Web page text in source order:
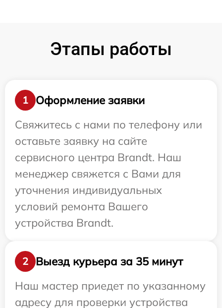
Этапы работы
1
Оформление заявки
Свяжитесь с нами по телефону или
оставьте заявку на сайте
сервисного центра Brandt. Наш
менеджер свяжется с Вами для
уточнения индивидуальных
условий ремонта Вашего
устройства Brandt.
2
Выезд курьера за 35 минут
Наш мастер приедет по указанному
адресу для проверки устройства